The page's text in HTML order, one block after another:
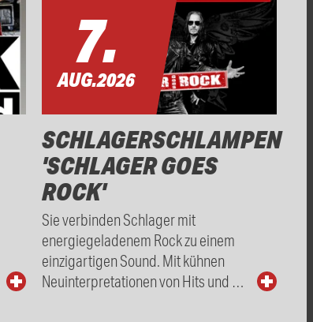
7.
AUG.2026
SCHLAGERSCHLAMPEN
'SCHLAGER GOES
ROCK'
Sie verbinden Schlager mit
energiegeladenem Rock zu einem
einzigartigen Sound. Mit kühnen
Neuinterpretationen von Hits und …